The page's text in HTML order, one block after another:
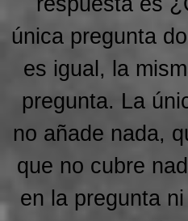
única pregunta
es igual, la
pregunta. La
no añade nada,
que no cubre
en la pregunta